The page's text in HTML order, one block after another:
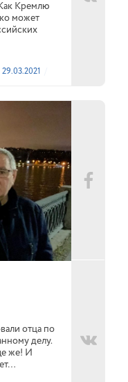
Кремлю
может
29.03.2021
отца по
делу.
же! И